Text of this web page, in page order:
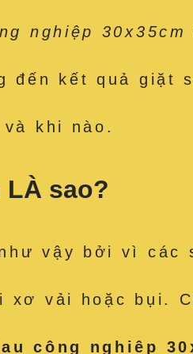
nghiệp
đến kết quả giặt
khi nào.
sao?
vậy bởi vì
vải hoặc bụi.
công nghiệp